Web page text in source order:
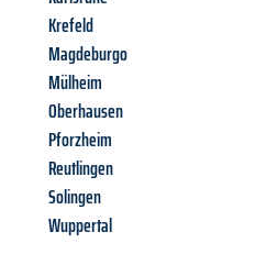
Krefeld
Magdeburgo
Mülheim
Oberhausen
Pforzheim
Reutlingen
Solingen
Wuppertal